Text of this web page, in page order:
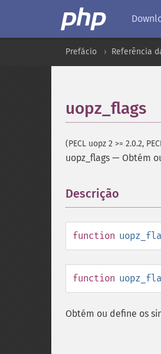
Prefácio Referência
uopz_flags
(PECL uopz 2 >= 2.0.2,
uopz_flags — Obtém
Descrição
function
function
Obtém ou define os